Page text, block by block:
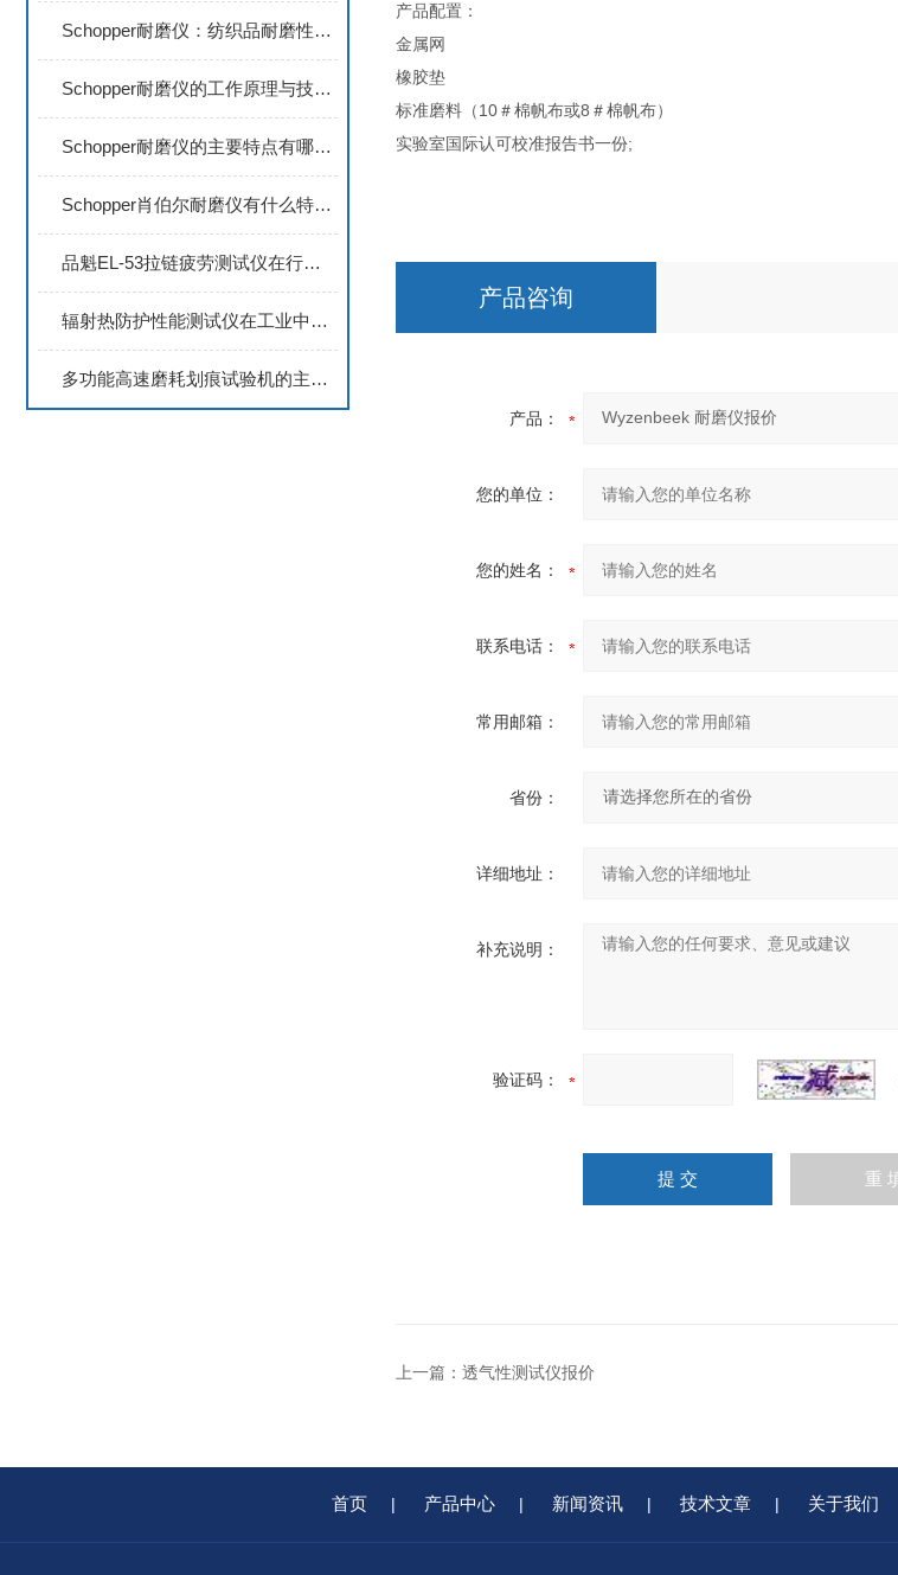
Schopper耐磨仪：纺织品耐磨性能评定的核心设备
Schopper耐磨仪的工作原理与技术分析
Schopper耐磨仪的主要特点有哪些？
Schopper肖伯尔耐磨仪有什么特点呢
品魁EL-53拉链疲劳测试仪在行李箱拉链耐久性测试中的应用
辐射热防护性能测试仪在工业中的应用
多功能高速磨耗划痕试验机的主要用途
产品配置：
金属网
橡胶垫
标准磨料（10＃棉帆布或8＃棉帆布）
实验室国际认可校准报告书一份;
产品咨询
产品：
您的单位：
您的姓名：
联系电话：
常用邮箱：
省份：
详细地址：
补充说明：
验证码：
上一篇： 透气性测试仪报价
首页 | 产品中心 | 新闻资讯 | 技术文章 | 关于我们